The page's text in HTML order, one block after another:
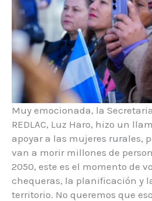
Muy emocionada, la
REDLAC, Luz Haro, hizo un
apoyar a las mujeres rurales,
van a morir millones de
2050, este es el momento de
chequeras, la planificación y
territorio. No queremos que